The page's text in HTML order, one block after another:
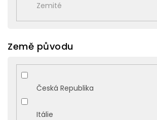
Zemité
Země původu
Česká Republika
Itálie